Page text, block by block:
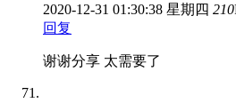
2020-12-31 01:30:38 星期四 210
回复
谢谢分享 太需要了